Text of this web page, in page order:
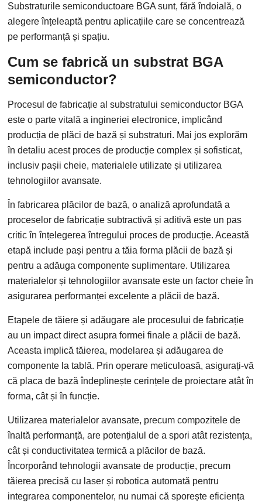
Substraturile semiconductoare BGA sunt, fără îndoială, o
alegere înțeleaptă pentru aplicațiile care se concentrează
pe performanță și spațiu.
Cum se fabrică un substrat BGA
semiconductor?
Procesul de fabricație al substratului semiconductor BGA
este o parte vitală a ingineriei electronice, implicând
producția de plăci de bază și substraturi. Mai jos explorăm
în detaliu acest proces de producție complex și sofisticat,
inclusiv pașii cheie, materialele utilizate și utilizarea
tehnologiilor avansate.
În fabricarea plăcilor de bază, o analiză aprofundată a
proceselor de fabricație subtractivă și aditivă este un pas
critic în înțelegerea întregului proces de producție. Această
etapă include pași pentru a tăia forma plăcii de bază și
pentru a adăuga componente suplimentare. Utilizarea
materialelor și tehnologiilor avansate este un factor cheie în
asigurarea performanței excelente a plăcii de bază.
Etapele de tăiere și adăugare ale procesului de fabricație
au un impact direct asupra formei finale a plăcii de bază.
Aceasta implică tăierea, modelarea și adăugarea de
componente la tablă. Prin operare meticuloasă, asigurați-vă
că placa de bază îndeplinește cerințele de proiectare atât în
​​​​forma, cât și în funcție.
Utilizarea materialelor avansate, precum compozitele de
înaltă performanță, are potențialul de a spori atât rezistența,
cât și conductivitatea termică a plăcilor de bază.
Încorporând tehnologii avansate de producție, precum
tăierea precisă cu laser și robotica automată pentru
integrarea componentelor, nu numai că sporește eficiența